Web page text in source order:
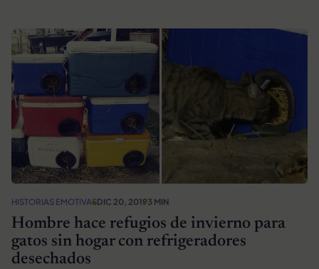
HISTORIAS EMOTIVASDIC 20, 20193 MIN
Hombre hace refugios de invierno para
gatos sin hogar con refrigeradores
desechados